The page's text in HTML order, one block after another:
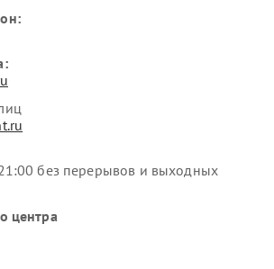
без перерывов и выходных
центра